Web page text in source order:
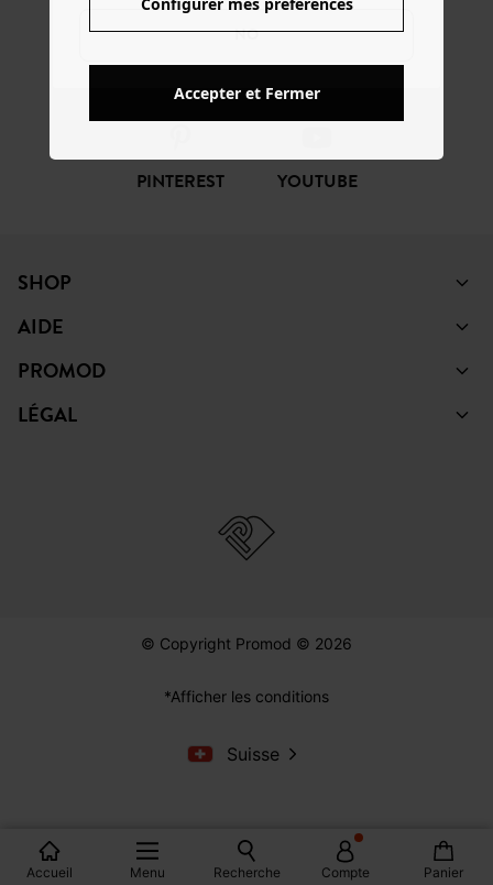
NO
Accueil Menu Recherche Compte Panier
FACEBOOK INSTAGRAM TIKTOK
PINTEREST YOUTUBE
SHOP
AIDE
PROMOD
LÉGAL
© Copyright Promod © 2026
*Afficher les conditions
Suisse
Configurer mes préférences
Accepter et Fermer